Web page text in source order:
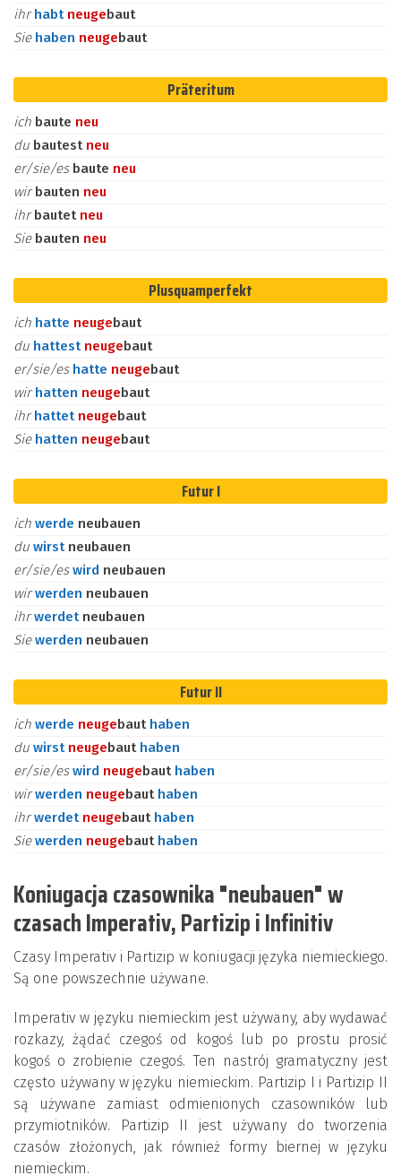
ihrhabt neugebaut
Sie haben neugebaut
Präteritum
ich baute neu
du bautest neu
er/sie/es baute neu
wirbauten neu
ihrbautet neu
Sie bauten neu
Plusquamperfekt
ich hatte neugebaut
du hattest neugebaut
er/sie/es hatte neugebaut
wirhatten neugebaut
ihrhattet neugebaut
Sie hatten neugebaut
Futur I
ich werde neubauen
du wirst neubauen
er/sie/eswird neubauen
wirwerden neubauen
ihrwerdet neubauen
Siewerden neubauen
Futur II
ich werde neugebaut haben
du wirst neugebaut haben
er/sie/eswird neugebaut haben
wirwerden neugebaut haben
ihrwerdet neugebaut haben
Siewerden neugebaut haben
Koniugacja czasownika "neubauen" w
czasach Imperativ, Partizip i Infinitiv
Czasy Imperativ i Partizip w koniugacji języka niemieckiego.
Są one powszechnie używane.
Imperativ w języku niemieckim jest używany, aby wydawać
rozkazy, żądać czegoś od kogoś lub po prostu prosić
kogoś o zrobienie czegoś. Ten nastrój gramatyczny jest
często używany w języku niemieckim. Partizip I i Partizip II
są używane zamiast odmienionych czasowników lub
przymiotników. Partizip II jest używany do tworzenia
czasów złożonych, jak również formy biernej w języku
niemieckim.